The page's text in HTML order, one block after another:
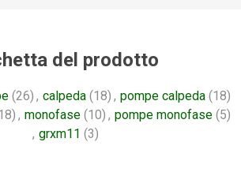
del prodotto
(26) , calpeda (18) , pompe calpeda (18)
, monofase (10) , pompe monofase (5)
, grxm11 (3)